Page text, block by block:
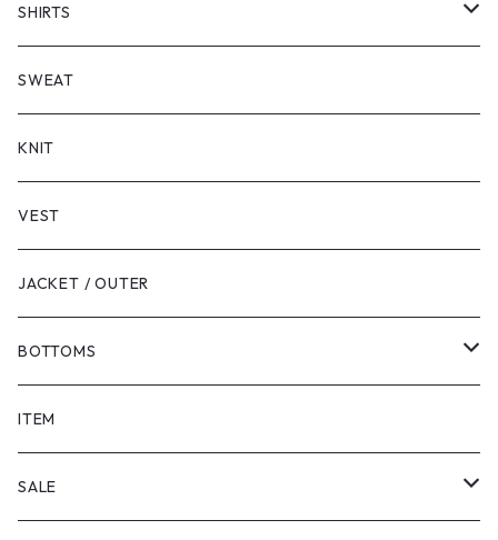
SHORT SLEEVE
LONG SLEEVE
SHIRTS
SHORT SLEEVE
LONG SLEEVE
SWEAT
KNIT
VEST
JACKET / OUTER
BOTTOMS
SHORTS
PANTS
ITEM
SALE